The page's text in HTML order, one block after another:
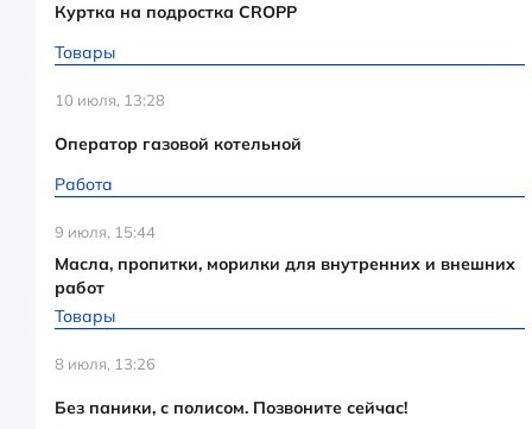
Куртка на подростка CROPP
Товары
10 июля, 13:28
Оператор газовой котельной
Работа
9 июля, 15:44
Масла, пропитки, морилки для внутренних и внешних
работ
Товары
8 июля, 13:26
Без паники, с полисом. Позвоните сейчас!